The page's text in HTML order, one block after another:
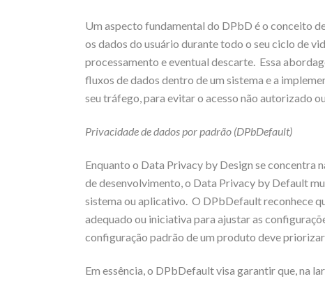
Um aspecto fundamental do DPbD é o conceito
os dados do usuário durante todo o seu ciclo de
processamento e eventual descarte. Essa
fluxos de dados dentro de um sistema e a
seu tráfego, para evitar o acesso não autorizado
Privacidade de dados por padrão (DPbDefault)
Enquanto o Data Privacy by Design se concentra
de desenvolvimento, o Data Privacy by Default
sistema ou aplicativo. O DPbDefault reconhece
adequado ou iniciativa para ajustar as
configuração padrão de um produto deve
Em essência, o DPbDefault visa garantir que, na